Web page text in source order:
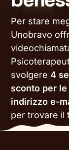
Per stare
Unobravo
svolgere 4
sconto per
indirizzo e-
per trovare il